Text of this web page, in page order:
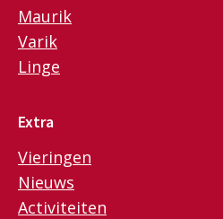
Maurik
Varik
Linge
Extra
Vieringen
Nieuws
Activiteiten